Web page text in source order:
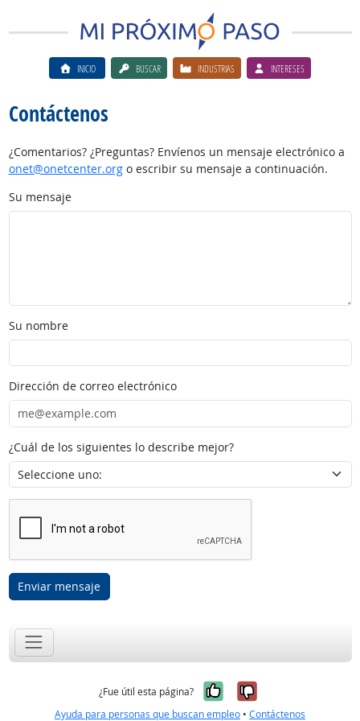
INICIO BUSCAR INDUSTRIAS INTERESES
Contáctenos
¿Comentarios? ¿Preguntas? Envíenos un mensaje electrónico a
onet@onetcenter.orgo escribir su mensaje a continuación.
Su mensaje
Su nombre
Dirección de correo electrónico
¿Cuál de los siguientes lo describe mejor?
Enviar mensaje
¿Fue útil esta página? Sí, fue útil
No, no fue
Ayuda para personas que buscan empleo • Contáctenos